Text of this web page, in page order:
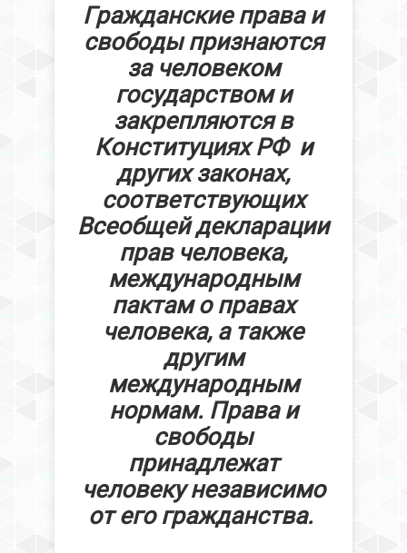
Гражданские права и
свободы признаются
за человеком
государством и
закрепляются в
Конституциях РФ и
других законах,
соответствующих
Всеобщей декларации
прав человека,
международным
пактам о правах
человека, а также
другим
международным
нормам. Права и
свободы
принадлежат
человеку независимо
от его гражданства.